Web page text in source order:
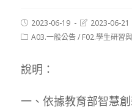
Post
published:
2023-06-19
Post
modified:
2023-06-21
PostA03.一般公告/ F02.學生研習
說明：
一、依據教育部智慧